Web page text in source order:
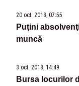
20 oct. 2018, 07:55
Puţini
muncă
3 oct. 2018, 14:49
Bursa locurilor